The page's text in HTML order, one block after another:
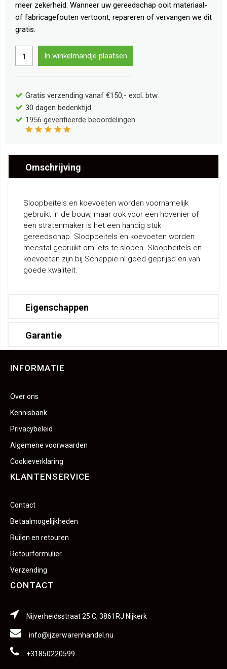
meer zekerheid. Wanneer uw gereedschap ooit materiaal-
of fabricagefouten vertoont, repareren of vervangen we dit
gratis.
In winkelmandje plaatsen
Gratis verzending vanaf €150,- excl. btw
30 dagen bedenktijd
1956 geverifieerde beoordelingen
Omschrijving
Sloopbeitels en koevoeten worden voornamelijk
gebruikt in de bouw, maar ook voor een hovenier of
een stratenmaker is het een handig stuk
gereedschap. Sloopbeitels en koevoeten worden
meestal gebruikt om iets te slopen. Sloopbeitels en
koevoeten zijn bij Scheppie.nl goed geprijsd en van
goede kwaliteit.
Eigenschappen
Garantie
INFORMATIE
Over ons
Kennisbank
Privacybeleid
Algemene voorwaarden
Cookieverklaring
KLANTENSERVICE
Contact
Betaalmogelijkheden
Ruilen en retouren
Retourformulier
Verzending
CONTACT
Nijverheidsstraat 25 C, 3861RJ Nijkerk
info@ijzerwarenhandel.nu
+31850220599